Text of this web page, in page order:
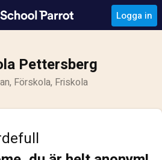
Logga in
Pettersberg
Förskola, Friskola